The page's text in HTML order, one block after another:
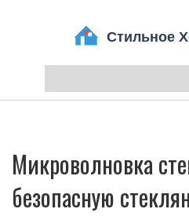
Микроволновка
безопасную